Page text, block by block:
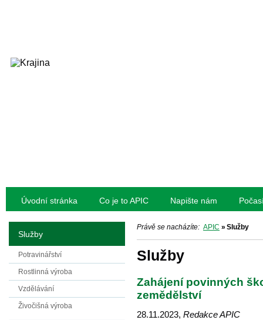
Úvodní stránka Co je to APIC Napište nám
Právě se nacházíte: APIC » Služby
Služby
Zahájení povinných
zemědělství
28.11.2023, Redakce APIC
Služby
Potravinářství
Rostlinná výroba
Vzdělávání
Živočišná výroba